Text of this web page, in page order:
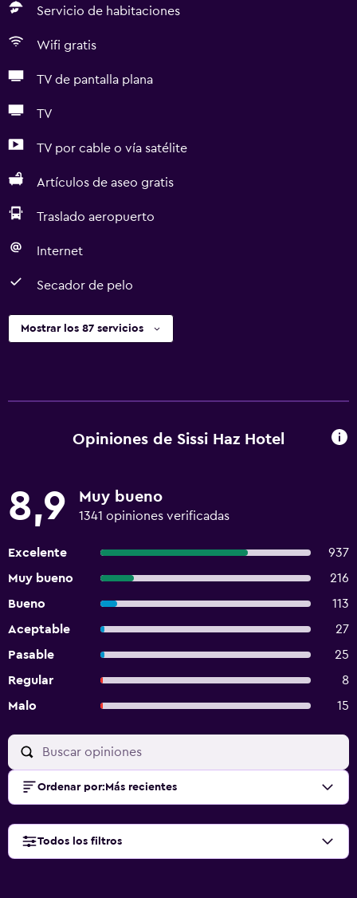
Servicio de habitaciones
Wifi gratis
TV de pantalla plana
TV
TV por cable o vía satélite
Artículos de aseo gratis
Traslado aeropuerto
Internet
Secador de pelo
Mostrar los 87 servicios
Opiniones de Sissi Haz Hotel
8,9 Muy bueno
1341 opiniones verificadas
Excelente
937
Muy bueno
216
Bueno
113
Aceptable
27
Pasable
25
Regular
8
Malo
15
Ordenar por: Más recientes
Todos los filtros